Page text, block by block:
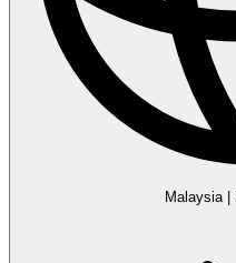
Malaysia|